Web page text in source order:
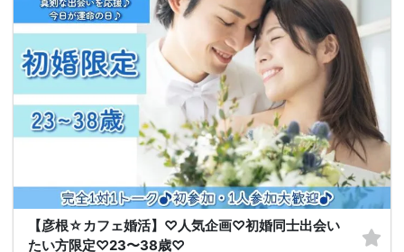
【彦根☆カフェ婚活】♡人気企画♡初婚同士出会い
たい方限定♡23〜38歳♡